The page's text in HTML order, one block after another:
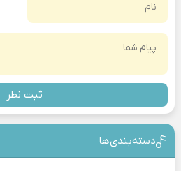
ثبت نظر
دسته‌بندی‎‌‌ها